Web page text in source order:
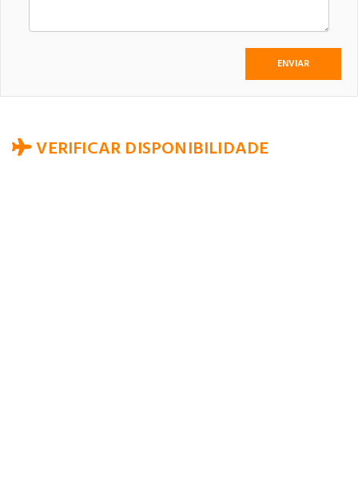
VERIFICAR DISPONIBILIDADE